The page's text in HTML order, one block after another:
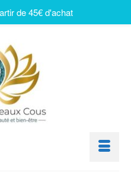
de 45€ d'achat